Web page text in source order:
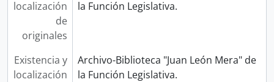
localización
de
originales
la Función Legislativa.
Existencia y
localización
Archivo-Biblioteca "Juan León Mera" de
la Función Legislativa.